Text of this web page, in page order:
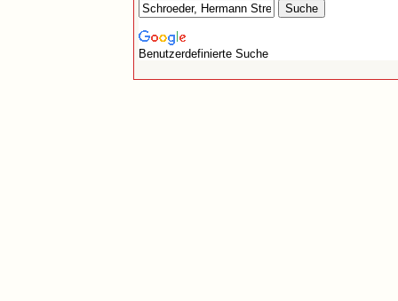
Benutzerdefinierte Suche